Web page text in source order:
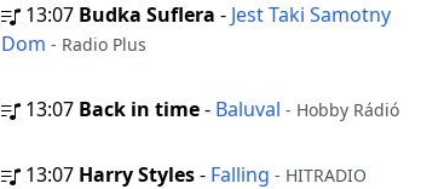
13:07 Budka Suflera - Jest Taki Samotny
Dom - Radio Plus
13:07 Back in time- Baluval - Hobby Rádió
13:07 Harry Styles- Falling - HITRADIO